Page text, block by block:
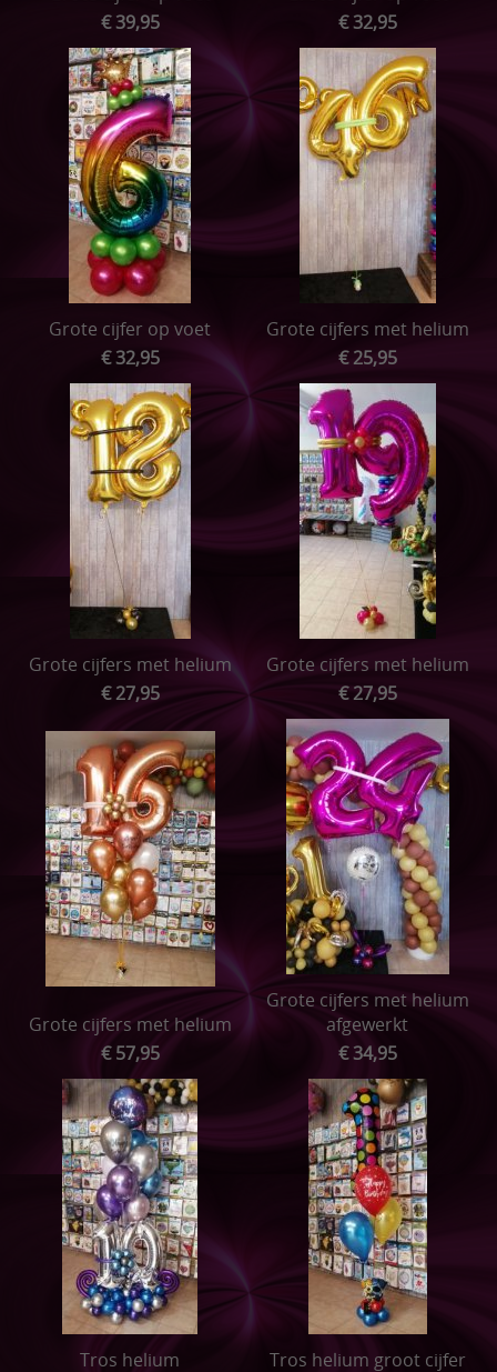
€ 39,95
€ 32,95
Grote cijfer op voet
€ 32,95
Grote cijfers met helium
€ 25,95
Grote cijfers met helium
€ 27,95
Grote cijfers met helium
€ 27,95
Grote cijfers met helium
€ 57,95
Grote cijfers met helium
afgewerkt
€ 34,95
Tros helium
Tros helium groot cijfer